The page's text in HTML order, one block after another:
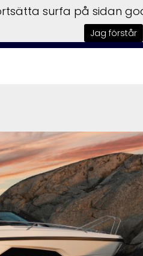
Trailers
surfa på sidan
Jag förstår